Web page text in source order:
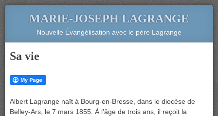
MARIE-JOSEPH LAGRANGE
Nouvelle Évangélisation avec le père Lagrange
Sa vie
Albert Lagrange naît à Bourg-en-Bresse, dans le diocèse de
Belley-Ars, le 7 mars 1855. À l’âge de trois ans, il reçoit la